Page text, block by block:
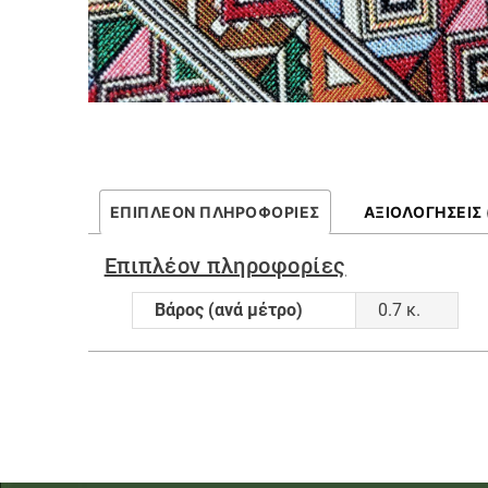
ΕΠΙΠΛΈΟΝ ΠΛΗΡΟΦΟΡΊΕΣ ΑΞΙΟΛΟΓΉΣΕΙΣ
Επιπλέον πληροφορίες
Βάρος (ανά μέτρο) 0.7 κ.